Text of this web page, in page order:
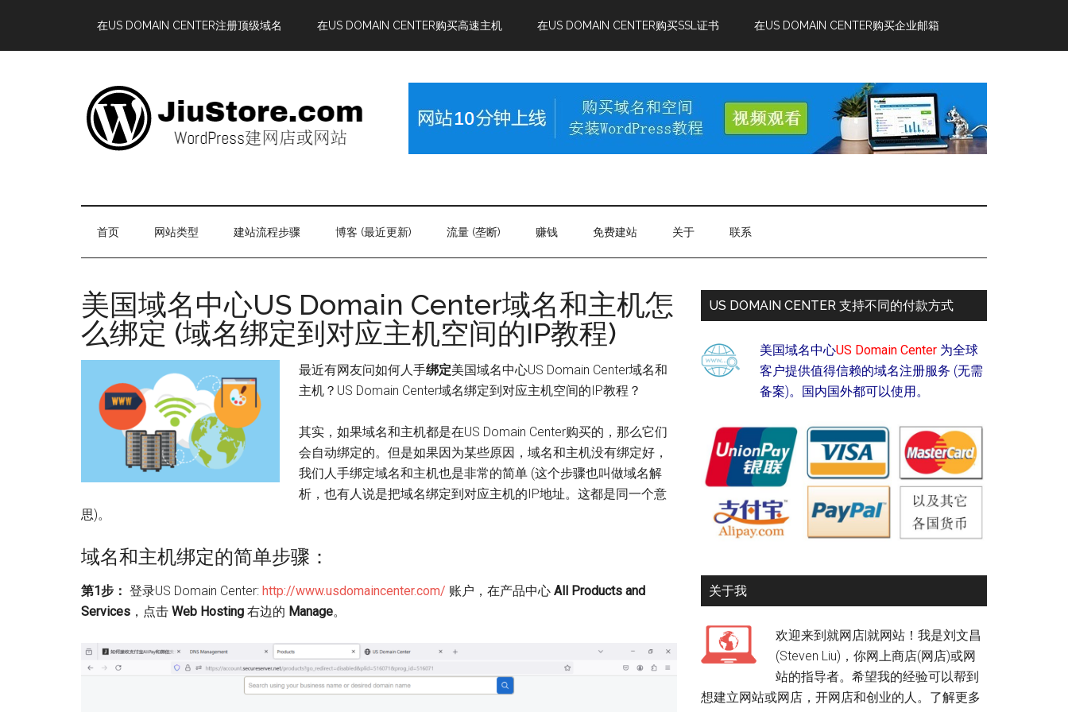
在US DOMAIN CENTER注册顶级域名 在US DOMAIN CENTER购买高速主机 在US DOMAIN CENTER购买SSL证书 在US DOMAIN CENTER购买企业邮箱
首页 网站类型 建站流程步骤 博客 (最近更新) 流量 (垄断) 赚钱 免费建站 关于 联系
美国域名中心US Domain Center域名和主机怎
么绑定 (域名绑定到对应主机空间的IP教程)
最近有网友问如何人手绑定美国域名中心US Domain Center域名和
主机？US Domain Center域名绑定到对应主机空间的IP教程？
其实，如果域名和主机都是在US Domain Center购买的，那么它们
会自动绑定的。但是如果因为某些原因，域名和主机没有绑定好，
我们人手绑定域名和主机也是非常的简单 (这个步骤也叫做域名解
析，也有人说是把域名绑定到对应主机的IP地址。这都是同一个意
思)。
域名和主机绑定的简单步骤：
第1步： 登录US Domain Center: http://www.usdomaincenter.com/ 账户，在产品中心 All Products and
Services ，点击 Web Hosting 右边的 Manage。
US DOMAIN CENTER 支持不同的付款方式
美国域名中心US Domain Center 为全球
客户提供值得信赖的域名注册服务 (无需
备案)。国内国外都可以使用。
关于我
欢迎来到就网店|就网站！我是刘文昌
(Steven Liu)，你网上商店(网店)或网
站的指导者。希望我的经验可以帮到
想建立网站或网店，开网店和创业的人。 了解更多